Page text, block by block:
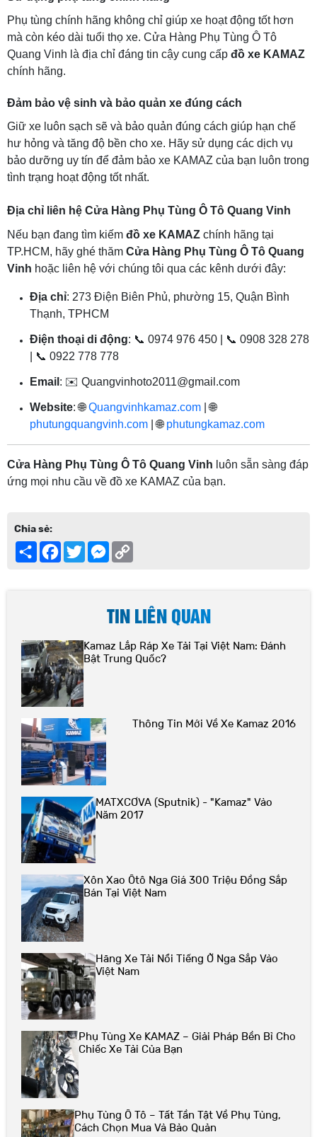
Phụ tùng chính hãng không chỉ giúp xe hoạt động tốt hơn
mà còn kéo dài tuổi thọ xe. Cửa Hàng Phụ Tùng Ô Tô
Quang Vinh là địa chỉ đáng tin cậy cung cấp đồ xe KAMAZ
chính hãng.
Đảm bảo vệ sinh và bảo quản xe đúng cách
Giữ xe luôn sạch sẽ và bảo quản đúng cách giúp hạn chế
hư hỏng và tăng độ bền cho xe. Hãy sử dụng các dịch vụ
bảo dưỡng uy tín để đảm bảo xe KAMAZ của bạn luôn trong
tình trạng hoạt động tốt nhất.
Địa chỉ liên hệ Cửa Hàng Phụ Tùng Ô Tô Quang Vinh
Nếu bạn đang tìm kiếm đồ xe KAMAZ chính hãng tại
TP.HCM, hãy ghé thăm Cửa Hàng Phụ Tùng Ô Tô Quang
Vinh hoặc liên hệ với chúng tôi qua các kênh dưới đây:
Địa chỉ: 273 Điện Biên Phủ, phường 15, Quận Bình
Thạnh, TPHCM
Điện thoại di động: 📞 0974 976 450 | 📞 0908 328 278
| 📞 0922 778 778
Email : ✉️ Quangvinhoto2011@gmail.com
Website: 🌐Quangvinhkamaz.com | 🌐
phutungquangvinh.com | 🌐phutungkamaz.com
Cửa Hàng Phụ Tùng Ô Tô Quang Vinh luôn sẵn sàng đáp
ứng mọi nhu cầu về đồ xe KAMAZ của bạn.
Chia sẻ:
ShareFacebook
TwitterMessenger
TIN LIÊN QUAN
Kamaz Lắp Ráp Xe Tải Tại Việt Nam: Đánh
Bật Trung Quốc?
Thông Tin Mới Về Xe Kamaz 2016
MATXCƠVA (Sputnik) - "Kamaz" Vào
Năm 2017
Xôn Xao Ôtô Nga Giá 300 Triệu Đồng Sắp
Bán Tại Việt Nam
Hãng Xe Tải Nổi Tiếng Ở Nga Sắp Vào
Việt Nam
Phụ Tùng Xe KAMAZ – Giải Pháp Bền Bỉ Cho
Chiếc Xe Tải Của Bạn
Phụ Tùng Ô Tô – Tất Tần Tật Về Phụ Tùng,
Cách Chọn Mua Và Bảo Quản